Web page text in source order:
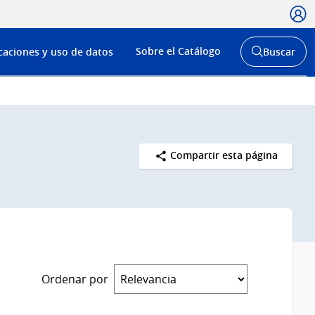
Menú
de
y uso de datos Sobre el Catálogo
Abrir
buscador
Buscar
Compartir esta página
Ordenar por